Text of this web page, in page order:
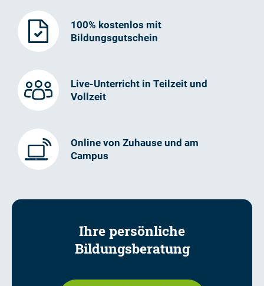
100% kostenlos mit
Bildungsgutschein
Live-Unterricht in Teilzeit und
Vollzeit
Online von Zuhause und am
Campus
Ihre persönliche
Bildungsberatung